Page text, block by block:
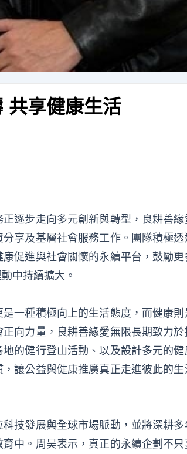
共享健康生活
逐步走向多元創新與轉型，良耕善緣
享及基層社會服務工作。團隊積極透
促進與社會關懷的永續平台，鼓勵更
中持續擴大。
一種積極向上的生活態度，而健康則
向力量，良耕善緣愛無限長期致力
的健行登山活動、以及設計多元的
讓公益與健康推廣真正走進彼此的
技發展與全球市場脈動，並將深耕
中。周昊表示，真正的永續企劃不